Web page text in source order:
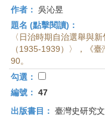
作者： 吳沁昱
題名 (點擊閱讀)：
〈日治時期自治選舉與
（1935-1939）〉，《
90。
勾選：
編號： 47
出版書目： 臺灣史研究